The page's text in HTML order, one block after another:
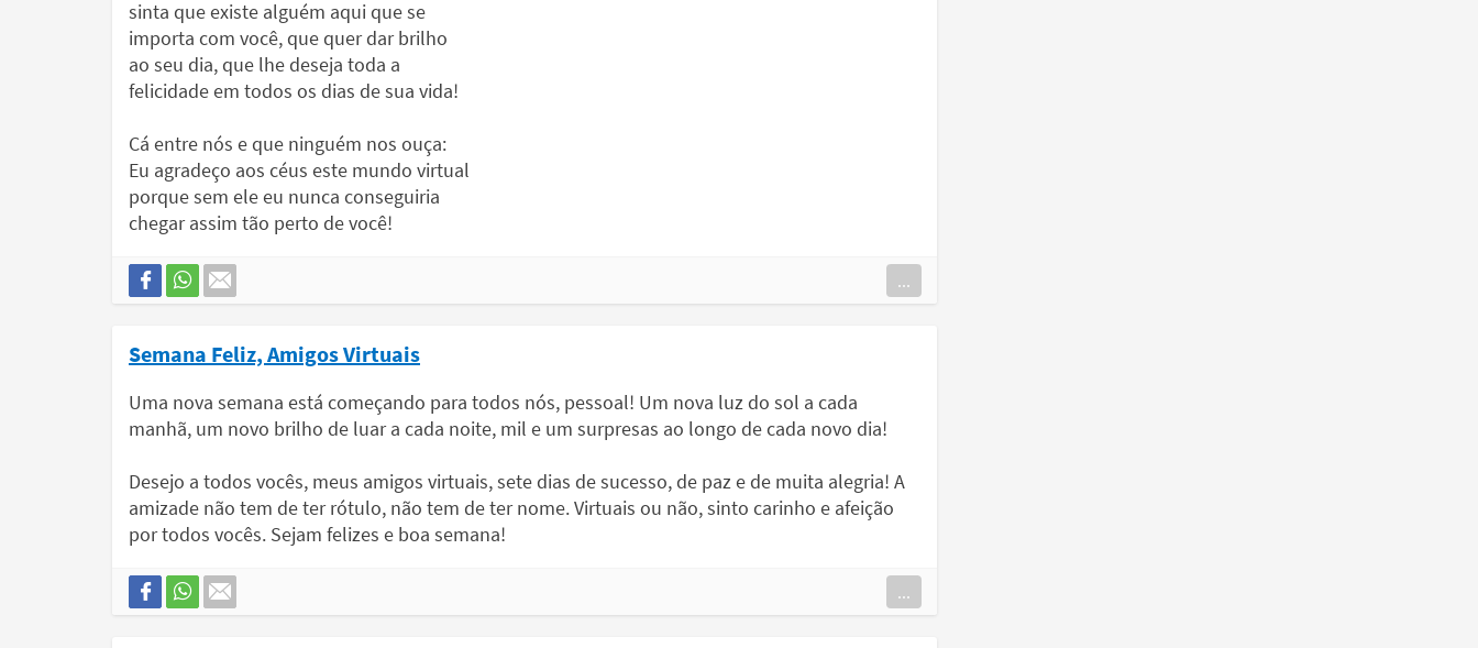
sinta que existe alguém aqui que se
importa com você, que quer dar brilho
ao seu dia, que lhe deseja toda a
felicidade em todos os dias de sua vida!
Cá entre nós e que ninguém nos ouça:
Eu agradeço aos céus este mundo virtual
porque sem ele eu nunca conseguiria
chegar assim tão perto de você!
...
Semana Feliz, Amigos Virtuais
Uma nova semana está começando para todos nós, pessoal! Um nova luz do sol a cada
manhã, um novo brilho de luar a cada noite, mil e um surpresas ao longo de cada novo dia!
Desejo a todos vocês, meus amigos virtuais, sete dias de sucesso, de paz e de muita alegria! A
amizade não tem de ter rótulo, não tem de ter nome. Virtuais ou não, sinto carinho e afeição
por todos vocês. Sejam felizes e boa semana!
...